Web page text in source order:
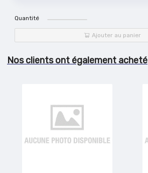
Quantité
Ajouter au panier
Nos clients ont également acheté